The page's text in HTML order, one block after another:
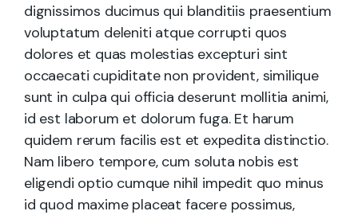
dignissimos ducimus qui blanditiis praesentium
voluptatum deleniti atque corrupti quos
dolores et quas molestias excepturi sint
occaecati cupiditate non provident, similique
sunt in culpa qui officia deserunt mollitia animi,
id est laborum et dolorum fuga. Et harum
quidem rerum facilis est et expedita distinctio.
Nam libero tempore, cum soluta nobis est
eligendi optio cumque nihil impedit quo minus
id quod maxime placeat facere possimus,